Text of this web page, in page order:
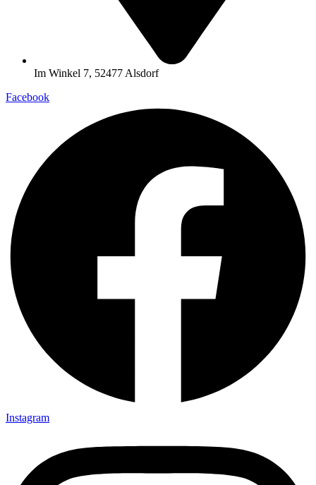
Im Winkel 7, 52477 Alsdorf
Facebook
Instagram